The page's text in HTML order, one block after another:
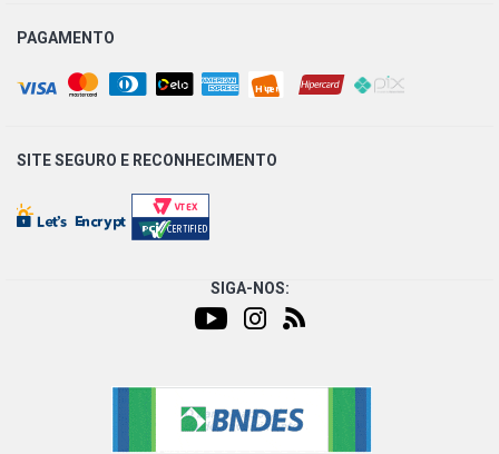
GOL G2 TSI HATCH 2.0 16V AP (1997 - 1999)
GOL G2 TSI HATCH 2.0 8V AP (1997 - 1999)
PAGAMENTO
SITE SEGURO E RECONHECIMENTO
SIGA-NOS: